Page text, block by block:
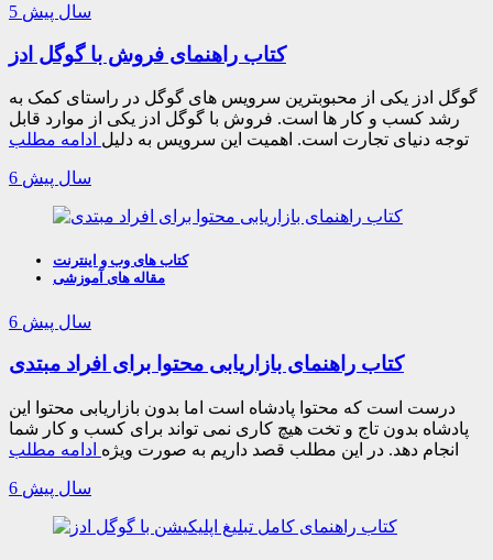
5 سال پیش
کتاب راهنمای فروش با گوگل ادز
گوگل ادز یکی از محبوبترین سرویس های گوگل در راستای کمک به
رشد کسب و کار ها است. فروش با گوگل ادز یکی از موارد قابل
توجه دنیای تجارت است. اهمیت این سرویس به دلیل ادامه مطلب
6 سال پیش
کتاب های وب و اینترنت
مقاله های آموزشی
6 سال پیش
کتاب راهنمای بازاریابی محتوا برای افراد مبتدی
درست است که محتوا پادشاه است اما بدون بازاریابی محتوا این
پادشاه بدون تاج و تخت هیچ کاری نمی تواند برای کسب و کار شما
انجام دهد. در این مطلب قصد داریم به صورت ویژه ادامه مطلب
6 سال پیش